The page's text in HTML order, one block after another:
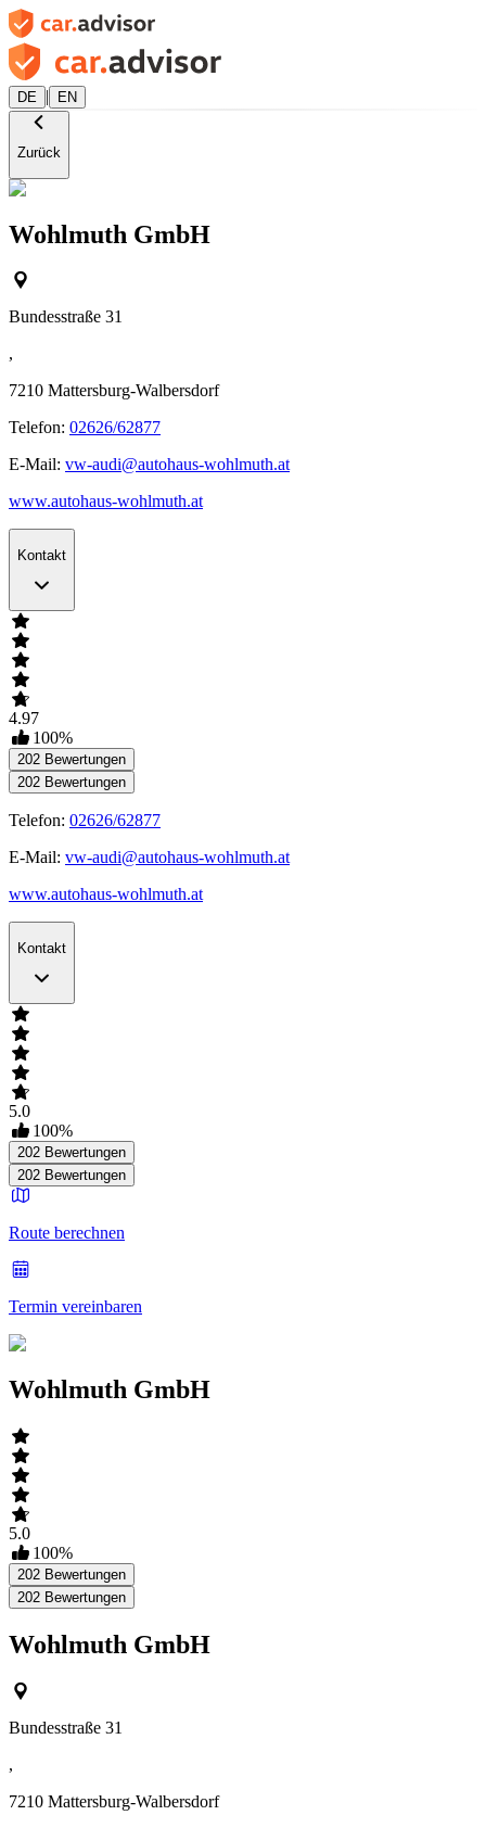
DE | EN
Zurück
Wohlmuth GmbH
Bundesstraße 31
,
7210 Mattersburg-Walbersdorf
Telefon: 02626/62877
E-Mail: vw-audi@autohaus-wohlmuth.at
www.autohaus-wohlmuth.at
Kontakt
4.97
100%
202 Bewertungen
202 Bewertungen
Telefon: 02626/62877
E-Mail: vw-audi@autohaus-wohlmuth.at
www.autohaus-wohlmuth.at
Kontakt
5.0
100%
202 Bewertungen
202 Bewertungen
Route berechnen
Termin vereinbaren
Wohlmuth GmbH
5.0
100%
202 Bewertungen
202 Bewertungen
Wohlmuth GmbH
Bundesstraße 31
,
7210 Mattersburg-Walbersdorf